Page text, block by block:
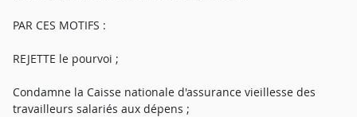
PAR CES MOTIFS :
REJETTE le pourvoi ;
Condamne la Caisse nationale d'assurance vieillesse des
travailleurs salariés aux dépens ;